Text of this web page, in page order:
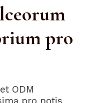
pro
ODM